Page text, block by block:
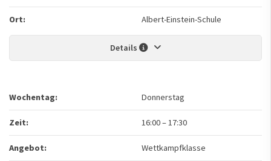
Ort: Albert-Einstein-Schule
Details
Wochentag: Donnerstag
Zeit: 16:00–17:30
Angebot: Wettkampfklasse